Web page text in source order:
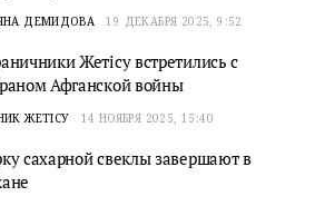
ДЕМИДОВА 19 ДЕКАБРЯ 2025, 9:52
Жетісу встретились с
Афганской войны
ЖЕТІСУ 14 НОЯБРЯ 2025, 15:40
сахарной свеклы завершают в